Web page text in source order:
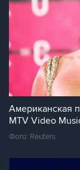
Американская
MTV Video
Фото: Reuters